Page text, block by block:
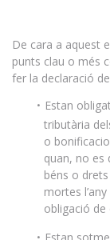
De cara a aquest
punts clau o més
fer la declaració
Estan
tributària
o
quan, no es
béns o
mortes
obligació